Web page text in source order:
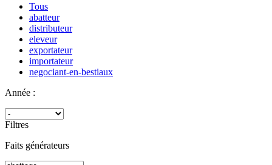
Tous
abatteur
distributeur
eleveur
exportateur
importateur
negociant-en-bestiaux
Année :
Filtres
Faits générateurs